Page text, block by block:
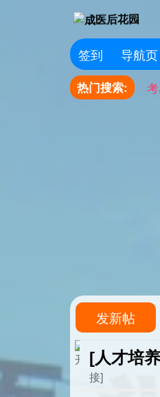
签到 导航页
热门搜索:
发新帖
[人才培
接]